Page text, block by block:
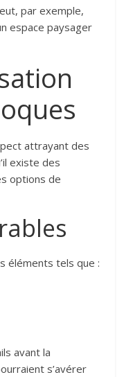
par exemple,
espace paysager
attrayant des
existe des
options de
éléments tels que :
avant la
s’avérer